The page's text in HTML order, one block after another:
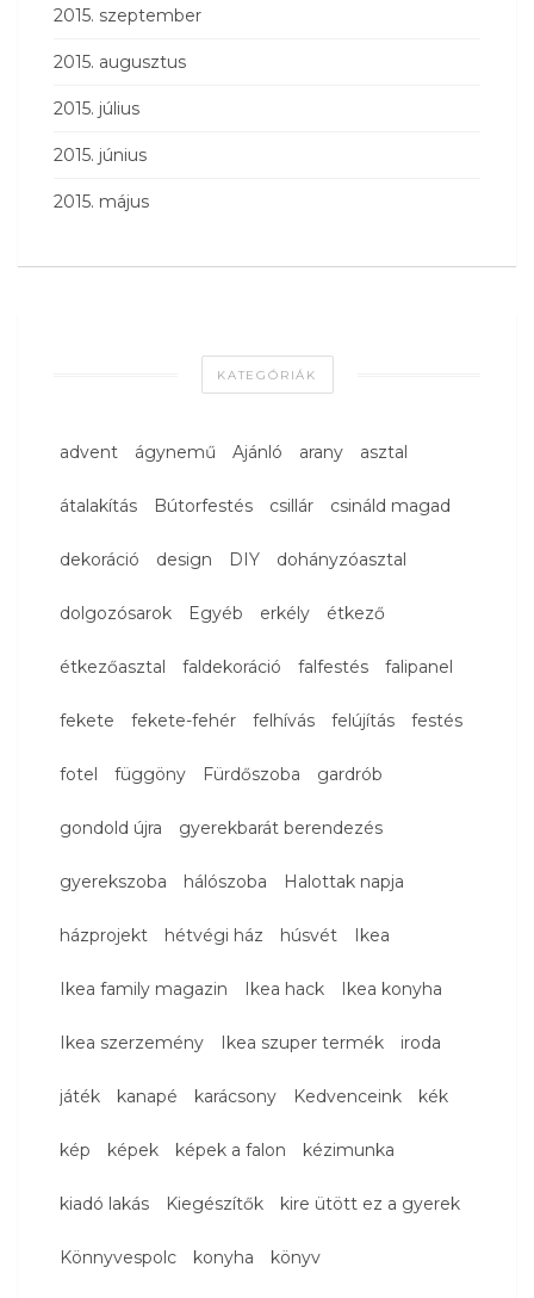
2015. szeptember
2015. augusztus
2015. július
2015. június
2015. május
KATEGÓRIÁK
advent ágynemű Ajánló arany asztal
átalakítás Bútorfestés csillár csináld magad
dekoráció design DIY dohányzóasztal
dolgozósarok Egyéb erkély étkező
étkezőasztal faldekoráció falfestés falipanel
fekete fekete-fehér felhívás felújítás festés
fotel függöny Fürdőszoba gardrób
gondold újra gyerekbarát berendezés
gyerekszoba hálószoba Halottak napja
házprojekt hétvégi ház húsvét Ikea
Ikea family magazin Ikea hack Ikea konyha
Ikea szerzemény Ikea szuper termék iroda
játék kanapé karácsony Kedvenceink kék
kép képek képek a falon kézimunka
kiadó lakás Kiegészítők kire ütött ez a gyerek
Könnyvespolc konyha könyv